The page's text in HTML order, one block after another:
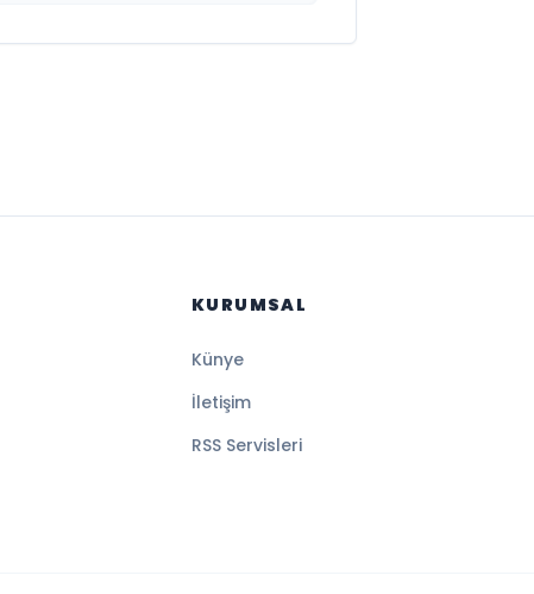
KURUMSAL
Künye
İletişim
RSS Servisleri